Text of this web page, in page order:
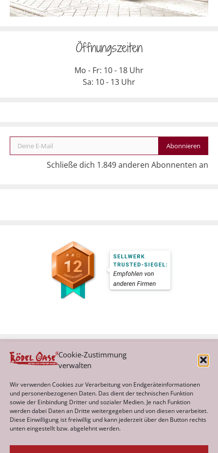
Cookie-Zustimmung
verwalten
Wir verwenden Cookies zur Verarbeitung von Endgeräteinformationen
und personenbezogenen Daten. Das dient der technischen Funktion
sowie der Einbindung Dritter und sozialer Medien. Je nach Funktion
werden dabei Daten an Dritte weitergegeben und von diesen verarbeitet.
Diese Einwilligung ist freiwillig und kann jederzeit über den Button rechts
unten eingestellt bzw. abgelehnt werden.
Öffnungszeiten
Mo - Fr: 10 - 18 Uhr
Sa: 10 - 13 Uhr
Deine E-Mail
Abonnieren
Schließe dich 1.849 anderen Abonnenten an
Archiv